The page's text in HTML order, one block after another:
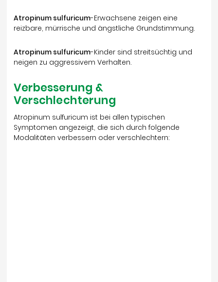
Atropinum sulfuricum-Erwachsene zeigen eine
reizbare, mürrische und ängstliche Grundstimmung.
Atropinum sulfuricum-Kinder sind streitsüchtig und
neigen zu aggressivem Verhalten.
Verbesserung &
Verschlechterung
Atropinum sulfuricum ist bei allen typischen
Symptomen angezeigt, die sich durch folgende
Modalitäten verbessern oder verschlechtern: